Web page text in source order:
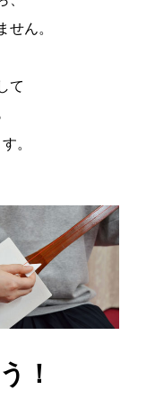
せん。
て
。
！